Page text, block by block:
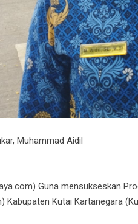
Muhammad Aidil
Guna mensukseskan
Kabupaten Kutai Kartanegara